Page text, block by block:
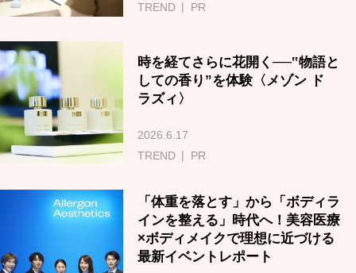
TREND
PR
時を経てさらに花開く──‟物語と
しての香り”を体験〈メゾン ド
ラズィ〉
2026.6.17
TREND
PR
「体重を落とす」から「ボディラ
インを整える」時代へ！美容医療
×ボディメイクで理想に近づける
最新イベントレポート